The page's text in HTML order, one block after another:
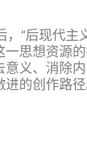
，“后现代主
一思想资源
意义、消除
进的创作路